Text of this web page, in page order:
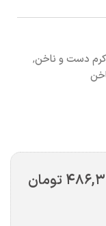
کرم دست و ناخن,
تومان